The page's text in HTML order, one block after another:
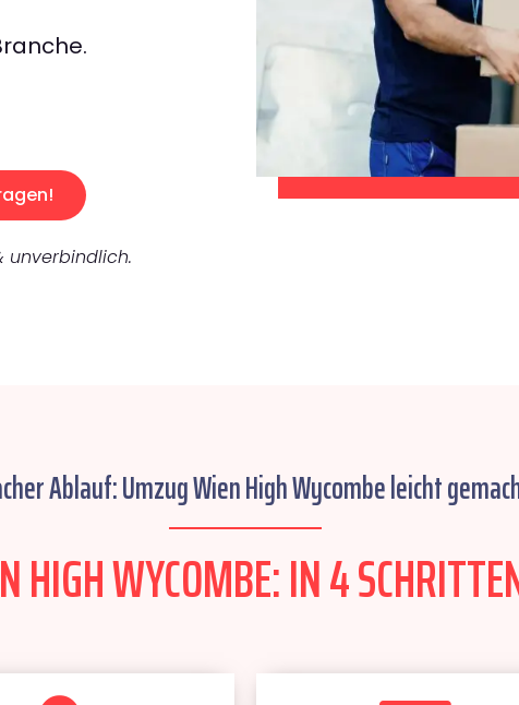
unverbindlich.
Ablauf: Umzug Wien High Wycombe leicht
HIGH WYCOMBE: IN 4